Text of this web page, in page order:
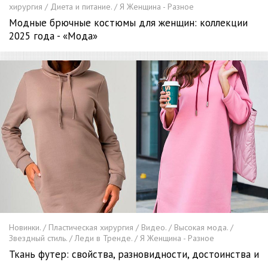
хирургия / Диета и питание. / Я Женщина - Разное
Модные брючные костюмы для женщин: коллекции
2025 года - «Мода»
Новинки. / Пластическая хирургия / Видео. / Высокая мода. /
Звездный стиль. / Леди в Тренде. / Я Женщина - Разное
Ткань футер: свойства, разновидности, достоинства и